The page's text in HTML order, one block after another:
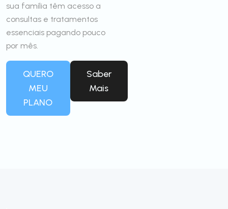
sua família têm acesso a
consultas e tratamentos
essenciais pagando pouco
por mês.
QUERO
MEU
PLANO
Saber
Mais